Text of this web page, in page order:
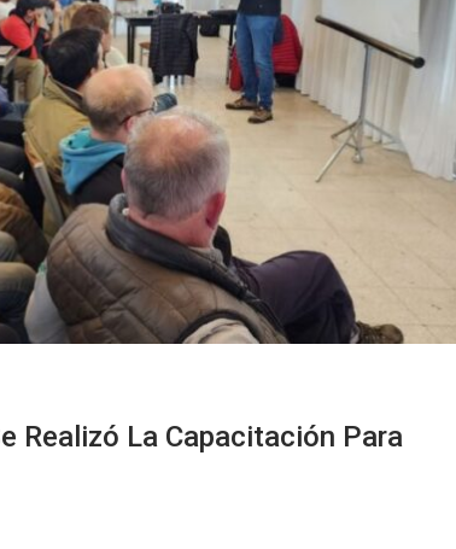
Realizó La Capacitación Para